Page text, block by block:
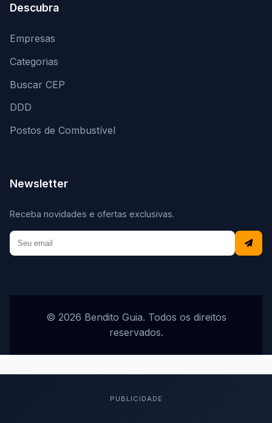
Descubra
Empresas
Categorias
Buscar CEP
DDD
Postos de Combustível
Newsletter
Receba novidades e ofertas exclusivas.
© 2026 Bendito Guia. Todos os direitos
reservados.